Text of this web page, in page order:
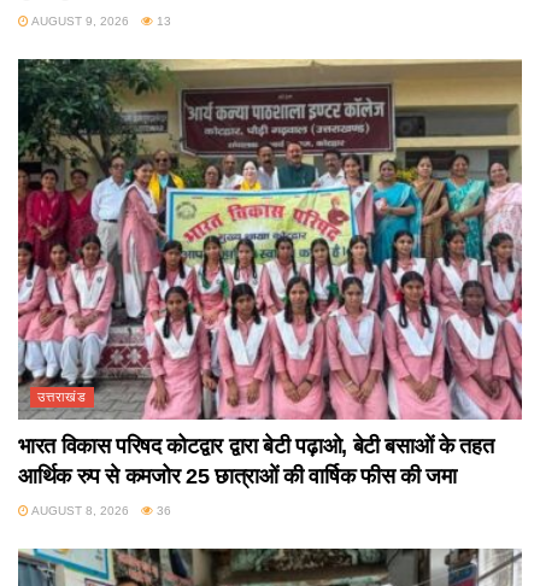
AUGUST 9, 2026 13
उत्तराखंड
भारत विकास परिषद कोटद्वार द्वारा बेटी पढ़ाओ, बेटी बसाओं के तहत
आर्थिक रुप से कमजोर 25 छात्राओं की वार्षिक फीस की जमा
AUGUST 8, 2026 36